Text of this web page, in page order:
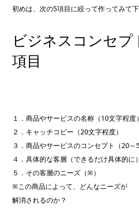
初めは、次の5項目に絞って作ってみて下
ビジネスコンセプ
項目
１．商品やサービスの名称（10文字程度）
２．キャッチコピー（20文字程度）
３．商品やサービスのコンセプト（20～
４．具体的な客層（できるだけ具体的に）
５．その客層のニーズ（※）
※この商品によって、どんなニーズが
解消されるのか？